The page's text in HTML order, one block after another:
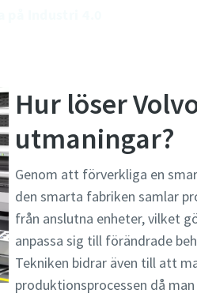
Hur löser
utmaningar?
Genom att förverkliga en
den smarta fabriken samlar
från anslutna enheter, vilket
anpassa sig till förändrade
Tekniken bidrar även till att
produktionsprocessen då